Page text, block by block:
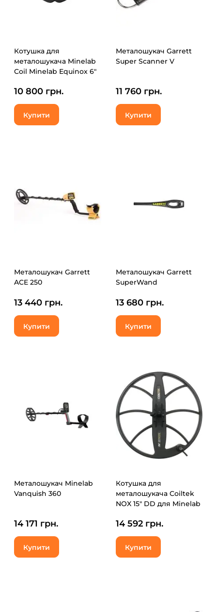
Котушка для
металошукача Minelab
Coil Minelab Equinox 6"
10 800 грн.
Купити
Металошукач Garrett
Super Scanner V
11 760 грн.
Купити
Металошукач Garrett
ACE 250
13 440 грн.
Купити
Металошукач Garrett
SuperWand
13 680 грн.
Купити
Металошукач Minelab
Vanquish 360
14 171 грн.
Купити
Котушка для
металошукача Coiltek
NOX 15" DD для Minelab
15" DD)
14 592 грн.
Купити